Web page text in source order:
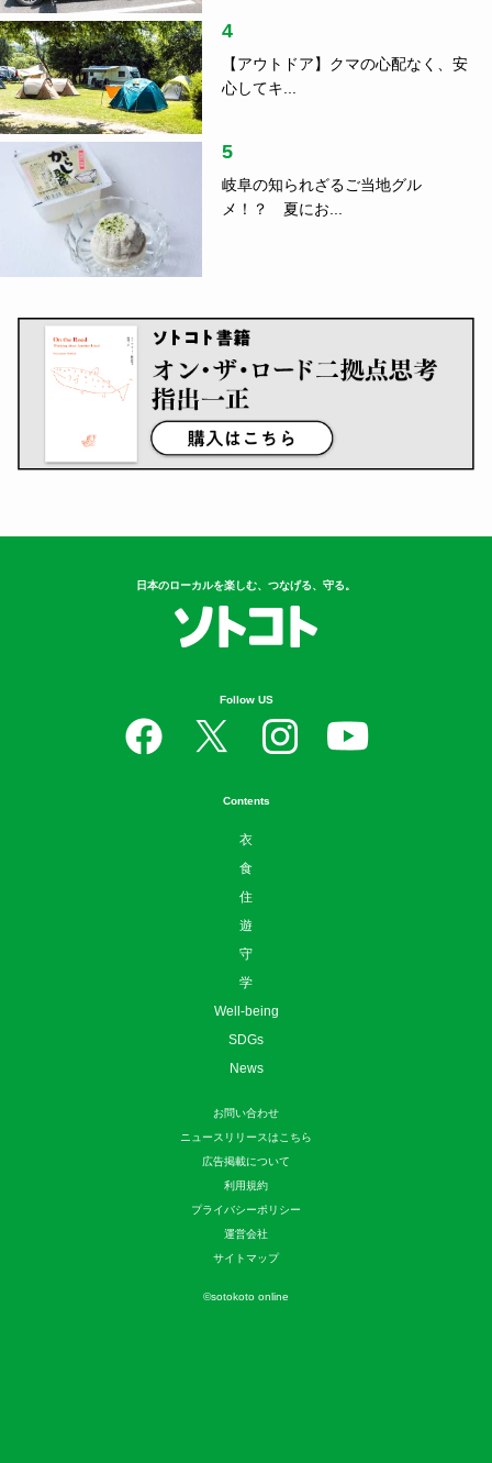
4
【アウトドア】クマの心配なく、安
心してキ...
5
岐阜の知られざるご当地グル
メ！？ 夏にお...
日本のローカルを楽しむ、つなげる、守る。
Follow US
Contents
衣
食
住
遊
守
学
Well-being
SDGs
News
お問い合わせ
ニュースリリースはこちら
広告掲載について
利用規約
プライバシーポリシー
運営会社
サイトマップ
©sotokoto online